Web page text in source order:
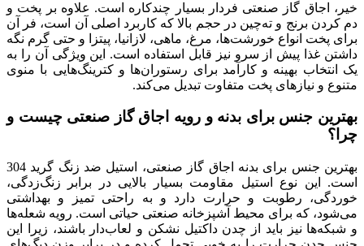
خیر، اجاق گاز صنعتی فردار بسیار چندکاره است. علاوه بر پخت و
دم کردن برنج و ته‌چین در حجم بالا که کاربرد اصلی آن است، فر آن
برای پخت انواع خورشت‌ها، مرغ، ماهی، لازانیا، پیتزا و حتی گرم نگه
داشتن غذا پیش از سرو نیز قابل استفاده است. این ویژگی آن را به
یک انتخاب بهینه و کارآمد برای رستوران‌ها و کترینگ‌هایی با منوی
متنوع و نیازهای پخت متفاوت تبدیل می‌کند.
بهترین جنس برای بدنه و رویه اجاق گاز صنعتی چیست و
چرا؟
بهترین جنس برای بدنه اجاق گاز صنعتی، استیل ضد زنگ گرید 304
است. این نوع استیل مقاومت بسیار بالایی در برابر زنگ‌زدگی،
خوردگی، رطوبت و حرارت دارد و به راحتی تمیز و بهداشتی
می‌شود، که برای محیط آشپزخانه صنعتی حیاتی است. رویه شعله‌ها
و شبکه‌ها نیز باید از چدن داکتیل نشکن و لعاب‌دار باشند، زیرا این